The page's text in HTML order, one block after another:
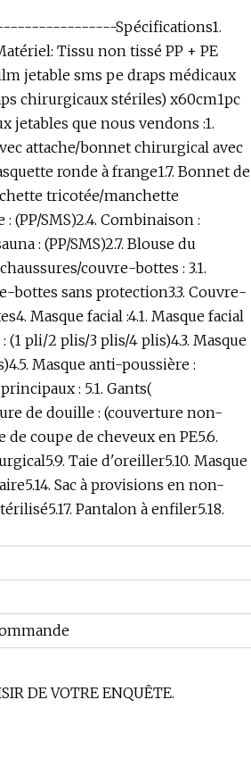
Spécifications1.
Tissu non tissé PP + PE
jetable sms pe draps médicaux
chirurgicaux stériles) x60cm1pc
jetables que nous vendons :1.
attache/bonnet chirurgical avec
ronde à frange1.7. Bonnet de
tricotée/manchette
(PP/SMS)2.4. Combinaison :
: (PP/SMS)2.7. Blouse du
couvre-bottes : 3.1.
bottes sans protection3.3. Couvre-
Masque facial :4.1. Masque facial
(1 pli/2 plis/3 plis/4 plis)4.3. Masque
Masque anti-poussière :
: 5.1. Gants(
de douille : (couverture non-
coupe de cheveux en PE5.6.
Taie d'oreiller5.10. Masque
Sac à provisions en non-
Pantalon à enfiler5.18.
DE VOTRE ENQUÊTE.